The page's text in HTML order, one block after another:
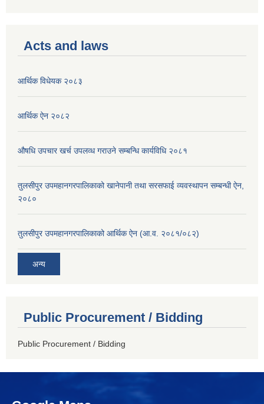
Acts and laws
आर्थिक विधेयक २०८३
आर्थिक ऐन २०८२
औषधि उपचार खर्च उपलव्ध गराउने सम्बन्धि कार्यविधि २०८१
तुलसीपुर उपमहानगरपालिकाको खानेपानी तथा सरसफाई व्यवस्थापन सम्बन्धी ऐन,
२०८०
तुलसीपुर उपमहानगरपालिकाको आर्थिक ऐन (आ.व. २०८१/०८२)
अन्य
Public Procurement / Bidding
Public Procurement / Bidding